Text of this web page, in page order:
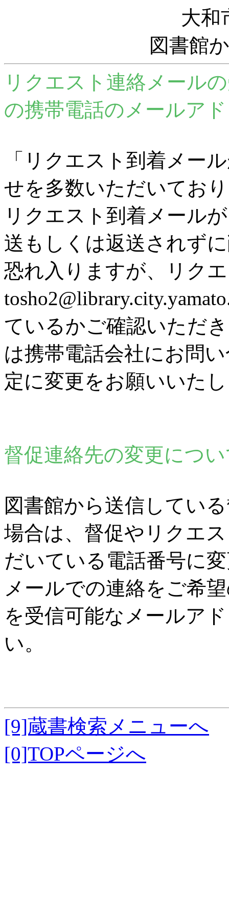
大和
図書館
リクエスト連絡メール
の携帯電話のメールア
「リクエスト到着メー
せを多数いただいてお
リクエスト到着メール
送もしくは返送されず
恐れ入りますが、リク
ているかご確認いただ
は携帯電話会社にお問
定に変更をお願いいた
督促連絡先の変更につ
図書館から送信してい
場合は、督促やリクエ
だいている電話番号に
メールでの連絡をご希
を受信可能なメールア
い。
[9]蔵書検索メニューへ
[0]TOPページへ